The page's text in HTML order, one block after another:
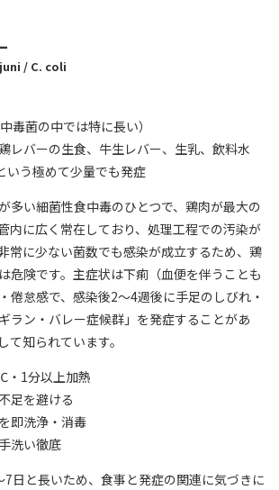
/ C. coli
毒菌の中では特に長い）
レバーの生食、牛生レバー、生乳、飲料水
いう極めて少量でも発症
多い細菌性食中毒のひとつで、鶏肉が最大の
内に広く常在しており、処理工程での汚染が
常に少ない菌数でも感染が成立するため、鶏
危険です。主症状は下痢（血便を伴うことも
倦怠感で、感染後2〜4週後に手足のしびれ・
ラン・バレー症候群」を発症することがあ
て知られています。
・1分以上加熱
足を避ける
即洗浄・消毒
洗い徹底
日と長いため、食事と発症の関連に気づきに